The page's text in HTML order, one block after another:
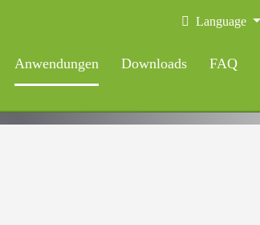
Language
Anwendungen Downloads FAQ